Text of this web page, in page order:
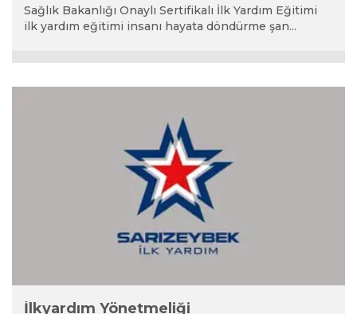
Sağlık Bakanlığı Onaylı Sertifikalı İlk Yardım Eğitimi
ilk yardım eğitimi insanı hayata döndürme şan...
İlkyardım Yönetmeliği